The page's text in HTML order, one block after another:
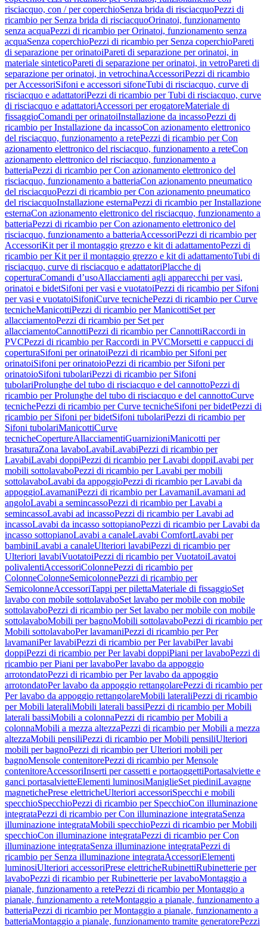
risciacquo, con / per coperchioSenza brida di risciacquoPezzi di
ricambio per Senza brida di risciacquoOrinatoi, funzionamento
senza acquaPezzi di ricambio per Orinatoi, funzionamento senza
acquaSenza coperchioPezzi di ricambio per Senza coperchioPareti
di separazione per orinatoiPareti di separazione per orinatoi, in
materiale sinteticoPareti di separazione per orinatoi, in vetroPareti di
separazione per orinatoi, in vetrochinaAccessoriPezzi di ricambio
per AccessoriSifoni e accessori sifoneTubi di risciacquo, curve di
risciacquo e adattatoriPezzi di ricambio per Tubi di risciacquo, curve
di risciacquo e adattatoriAccessori per erogatoreMateriale di
fissaggioComandi per orinatoiInstallazione da incassoPezzi di
ricambio per Installazione da incassoCon azionamento elettronico
del risciacquo, funzionamento a retePezzi di ricambio per Con
azionamento elettronico del risciacquo, funzionamento a reteCon
azionamento elettronico del risciacquo, funzionamento a
batteriaPezzi di ricambio per Con azionamento elettronico del
risciacquo, funzionamento a batteriaCon azionamento pneumatico
del risciacquoPezzi di ricambio per Con azionamento pneumatico
del risciacquoInstallazione esternaPezzi di ricambio per Installazione
esternaCon azionamento elettronico del risciacquo, funzionamento a
batteriaPezzi di ricambio per Con azionamento elettronico del
risciacquo, funzionamento a batteriaAccessoriPezzi di ricambio per
AccessoriKit per il montaggio grezzo e kit di adattamentoPezzi di
ricambio per Kit per il montaggio grezzo e kit di adattamentoTubi di
risciacquo, curve di risciacquo e adattatoriPlacche di
coperturaComandi d’usoAllacciamenti agli apparecchi per vasi,
orinatoi e bidetSifoni per vasi e vuotatoiPezzi di ricambio per Sifoni
per vasi e vuotatoiSifoniCurve tecnichePezzi di ricambio per Curve
tecnicheManicottiPezzi di ricambio per ManicottiSet per
allacciamentoPezzi di ricambio per Set per
allacciamentoCannottiPezzi di ricambio per CannottiRaccordi in
PVCPezzi di ricambio per Raccordi in PVCMorsetti e cappucci di
coperturaSifoni per orinatoiPezzi di ricambio per Sifoni per
orinatoiSifoni per orinatoioPezzi di ricambio per Sifoni per
orinatoioSifoni tubolariPezzi di ricambio per Sifoni
tubolariProlunghe del tubo di risciacquo e del cannottoPezzi di
ricambio per Prolunghe del tubo di risciacquo e del cannottoCurve
tecnichePezzi di ricambio per Curve tecnicheSifoni per bidetPezzi di
ricambio per Sifoni per bidetSifoni tubolariPezzi di ricambio per
Sifoni tubolariManicottiCurve
tecnicheCopertureAllacciamentiGuarnizioniManicotti per
brasaturaZona lavaboLavabiLavabiPezzi di ricambio per
LavabiLavabi doppiPezzi di ricambio per Lavabi doppiLavabi per
mobili sottolavaboPezzi di ricambio per Lavabi per mobili
sottolavaboLavabi da appoggioPezzi di ricambio per Lavabi da
appoggioLavamaniPezzi di ricambio per LavamaniLavamani ad
angoloLavabi a semincassoPezzi di ricambio per Lavabi a
semincassoLavabi ad incassoPezzi di ricambio per Lavabi ad
incassoLavabi da incasso sottopianoPezzi di ricambio per Lavabi da
incasso sottopianoLavabi a canaleLavabi ComfortLavabi per
bambiniLavabi a canaleUlteriori lavabiPezzi di ricambio per
Ulteriori lavabiVuotatoiPezzi di ricambio per VuotatoiLavatoi
polivalentiAccessoriColonnePezzi di ricambio per
ColonneColonneSemicolonnePezzi di ricambio per
SemicolonneAccessoriTappi per pilettaMateriale di fissaggioSet
lavabo con mobile sottolavaboSet lavabo per mobile con mobile
sottolavaboPezzi di ricambio per Set lavabo per mobile con mobile
sottolavaboMobili per bagnoMobili sottolavaboPezzi di ricambio per
Mobili sottolavaboPer lavamaniPezzi di ricambio per Per
lavamaniPer lavabiPezzi di ricambio per Per lavabiPer lavabi
doppiPezzi di ricambio per Per lavabi doppiPiani per lavaboPezzi di
ricambio per Piani per lavaboPer lavabo da appoggio
arrotondatoPezzi di ricambio per Per lavabo da appoggio
arrotondatoPer lavabo da appoggio rettangolarePezzi di ricambio per
Per lavabo da appoggio rettangolareMobili lateraliPezzi di ricambio
per Mobili lateraliMobili laterali bassiPezzi di ricambio per Mobili
laterali bassiMobili a colonnaPezzi di ricambio per Mobili a
colonnaMobili a mezza altezzaPezzi di ricambio per Mobili a mezza
altezzaMobili pensiliPezzi di ricambio per Mobili pensiliUlteriori
mobili per bagnoPezzi di ricambio per Ulteriori mobili per
bagnoMensole contenitorePezzi di ricambio per Mensole
contenitoreAccessoriInserti per cassetti e portaoggettiPortasalviette e
ganci portasalvietteElementi luminosiManiglieSet piediniLavagne
magnetichePrese elettricheUlteriori accessoriSpecchi e mobili
specchioSpecchioPezzi di ricambio per SpecchioCon illuminazione
integrataPezzi di ricambio per Con illuminazione integrataSenza
illuminazione integrataMobili specchioPezzi di ricambio per Mobili
specchioCon illuminazione integrataPezzi di ricambio per Con
illuminazione integrataSenza illuminazione integrataPezzi di
ricambio per Senza illuminazione integrataAccessoriElementi
luminosiUlteriori accessoriPrese elettricheRubinettiRubinetterie per
lavaboPezzi di ricambio per Rubinetterie per lavaboMontaggio a
pianale, funzionamento a retePezzi di ricambio per Montaggio a
pianale, funzionamento a reteMontaggio a pianale, funzionamento a
batteriaPezzi di ricambio per Montaggio a pianale, funzionamento a
batteriaMontaggio a pianale, funzionamento tramite generatorePezzi